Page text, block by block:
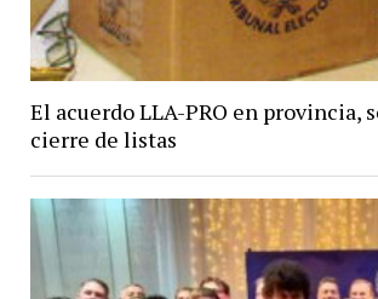
El acuerdo LLA-PRO en provincia,
cierre de listas